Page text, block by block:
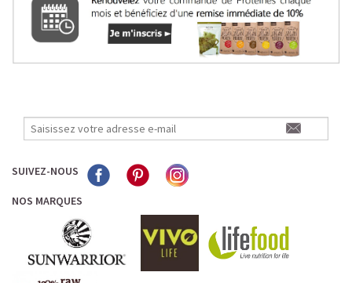
SUIVEZ-NOUS
NOS MARQUES